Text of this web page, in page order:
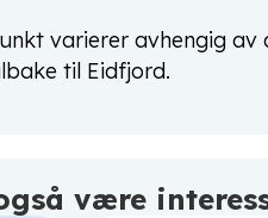
varierer avhengig
til Eidfjord.
være